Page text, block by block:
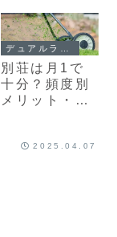
別荘は月1で
十分？頻度別
メリット・デ
2025.04.07